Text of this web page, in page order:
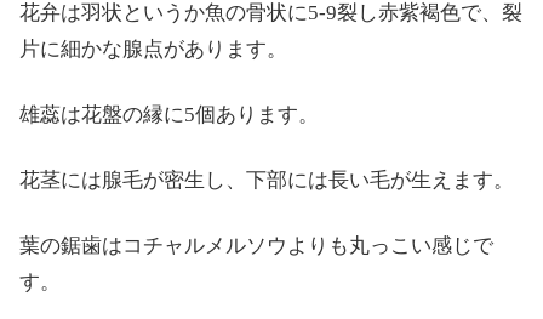
花弁は羽状というか魚の骨状に5-9裂し赤紫褐色で、裂
片に細かな腺点があります。
雄蕊は花盤の縁に5個あります。
花茎には腺毛が密生し、下部には長い毛が生えます。
葉の鋸歯はコチャルメルソウよりも丸っこい感じで
す。